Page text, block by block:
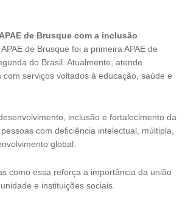
de Brusque com a inclusão
de Brusque foi a primeira APAE de
do Brasil. Atualmente, atende
serviços voltados à educação, saúde e
inclusão e fortalecimento da
com deficiência intelectual, múltipla,
global.
como essa reforça a importância da união
e instituições sociais.